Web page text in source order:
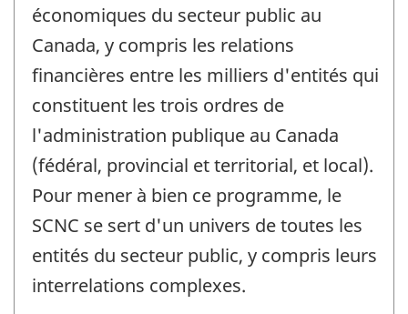
économiques du secteur public au
Canada, y compris les relations
financières entre les milliers d'entités qui
constituent les trois ordres de
l'administration publique au Canada
(fédéral, provincial et territorial, et local).
Pour mener à bien ce programme, le
SCNC se sert d'un univers de toutes les
entités du secteur public, y compris leurs
interrelations complexes.